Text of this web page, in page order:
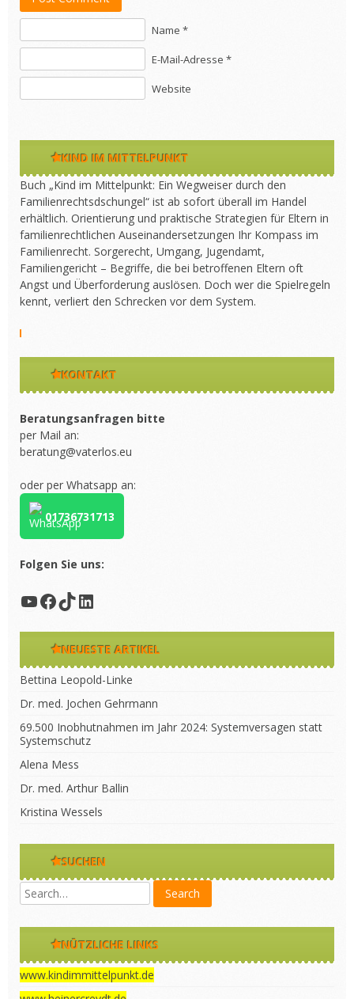
Name *
E-Mail-Adresse *
Website
KIND IM MITTELPUNKT
Buch „Kind im Mittelpunkt: Ein Wegweiser durch den
Familienrechtsdschungel“ ist ab sofort überall im Handel
erhältlich. Orientierung und praktische Strategien für Eltern in
familienrechtlichen Auseinandersetzungen Ihr Kompass im
Familienrecht. Sorgerecht, Umgang, Jugendamt,
Familiengericht – Begriffe, die bei betroffenen Eltern oft
Angst und Überforderung auslösen. Doch wer die Spielregeln
kennt, verliert den Schrecken vor dem System.
KONTAKT
Beratungsanfragen bitte
per Mail an:
beratung@vaterlos.eu
oder per Whatsapp an:
01736731713
Folgen Sie uns:
YouTube
Facebook
TikTok
LinkedIn
NEUESTE ARTIKEL
Bettina Leopold-Linke
Dr. med. Jochen Gehrmann
69.500 Inobhutnahmen im Jahr 2024: Systemversagen statt
Systemschutz
Alena Mess
Dr. med. Arthur Ballin
Kristina Wessels
SUCHEN
NÜTZLICHE LINKS
www.kindimmittelpunkt.de